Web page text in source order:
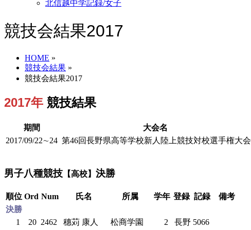
北信越中学記録/女子
競技会結果2017
HOME »
競技会結果 »
競技会結果2017
2017年 競技結果
期間 大会名
2017/09/22∼24 第46回長野県高等学校新人陸上競技対校選手権大会
男子八種競技 【高校】 決勝
順位 Ord Num 氏名 所属 学年 登録 記録
備考
決勝
1
20 2462 穗苅 康人 松商学園 2 長野 5066